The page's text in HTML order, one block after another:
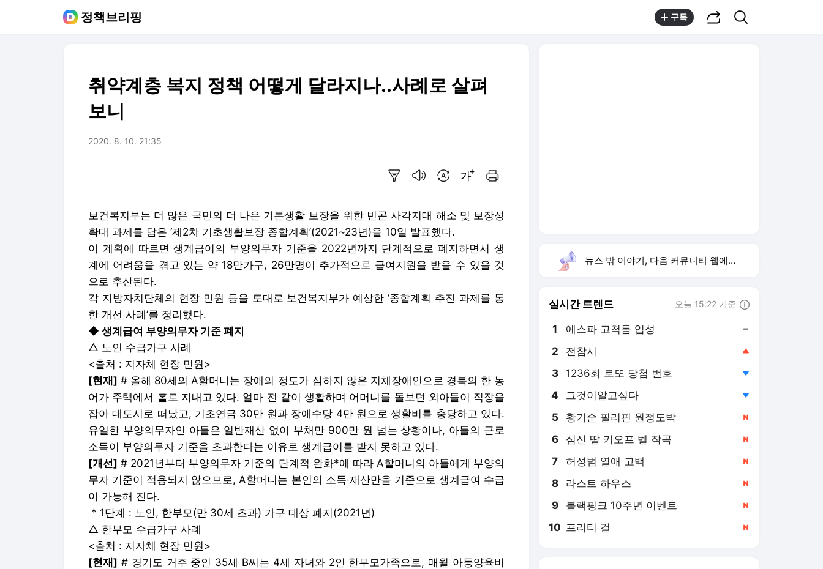
정책브리핑 구독
취약계층 복지 정책 어떻게 달라지나..사례로 살펴
보니
2020. 8. 10. 21:35
보건복지부는 더 많은 국민의 더 나은 기본생활 보장을 위한 빈곤 사각지대 해소 및 보장성
확대 과제를 담은 ‘제2차 기초생활보장 종합계획’(2021~23년)을 10일 발표했다.
이 계획에 따르면 생계급여의 부양의무자 기준을 2022년까지 단계적으로 폐지하면서 생
계에 어려움을 겪고 있는 약 18만가구, 26만명이 추가적으로 급여지원을 받을 수 있을 것
으로 추산된다.
각 지방자치단체의 현장 민원 등을 토대로 보건복지부가 예상한 ‘종합계획 추진 과제를 통
한 개선 사례’를 정리했다.
◆ 생계급여 부양의무자 기준 폐지
△ 노인 수급가구 사례
<출처 : 지자체 현장 민원>
[현재] # 올해 80세의 A할머니는 장애의 정도가 심하지 않은 지체장애인으로 경북의 한 농
어가 주택에서 홀로 지내고 있다. 얼마 전 같이 생활하며 어머니를 돌보던 외아들이 직장을
잡아 대도시로 떠났고, 기초연금 30만 원과 장애수당 4만 원으로 생활비를 충당하고 있다.
유일한 부양의무자인 아들은 일반재산 없이 부채만 900만 원 넘는 상황이나, 아들의 근로
소득이 부양의무자 기준을 초과한다는 이유로 생계급여를 받지 못하고 있다.
[개선] # 2021년부터 부양의무자 기준의 단계적 완화*에 따라 A할머니의 아들에게 부양의
무자 기준이 적용되지 않으므로, A할머니는 본인의 소득·재산만을 기준으로 생계급여 수급
이 가능해 진다.
* 1단계 : 노인, 한부모(만 30세 초과) 가구 대상 폐지(2021년)
△ 한부모 수급가구 사례
<출처 : 지자체 현장 민원>
[현재] # 경기도 거주 중인 35세 B씨는 4세 자녀와 2인 한부모가족으로, 매월 아동양육비
심신 딸 키오프 벨 작곡
허성범 열애 고백
프리티 걸
정책브리핑 PICK
2026하반기 업무보고
폭염 대응
등 국토대전환 8대 과제 이
달 중 발표
2일 전
세계 이끄는 인재로 높은